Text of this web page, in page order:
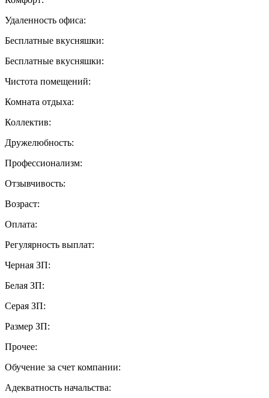
Удаленность офиса:
Бесплатные вкусняшки:
Бесплатные вкусняшки:
Чистота помещений:
Комната отдыха:
Коллектив:
Дружелюбность:
Профессионализм:
Отзывчивость:
Возраст:
Оплата:
Регулярность выплат:
Черная ЗП:
Белая ЗП:
Серая ЗП:
Размер ЗП:
Прочее:
Обучение за счет компании:
Адекватность начальства: